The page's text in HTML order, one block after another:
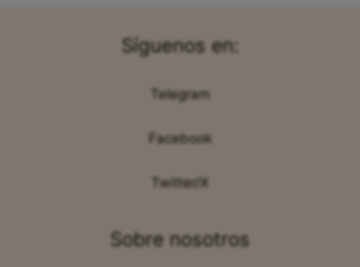
Síguenos en:
Telegram
Facebook
Twitter/X
Sobre nosotros